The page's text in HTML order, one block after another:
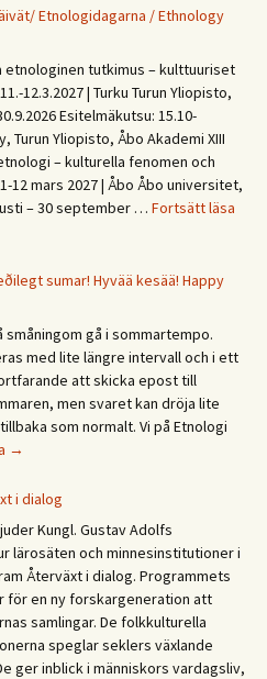
1-
Etnologidagarna / Ethnology
etnologinen tutkimus – kulttuuriset
12.3.2027 | Turku Turun Yliopisto,
Esitelmäkutsu: 15.10-
Turun Yliopisto, Åbo Akademi XIII
– kulturella fenomen och
12 mars 2027 | Åbo Åbo universitet,
– 30 september … Fortsätt läsa
/
sumar! Hyvää kesää! Happy
gå i sommartempo.
med lite längre intervall och i ett
att skicka epost till
men svaret kan dröja lite
som normalt. Vi på Etnologi
Glad
God
Gleðilegt
sumar!
Hyvää
kesää!
Happy
summer!
→
i dialog
Kungl. Gustav Adolfs
lärosäten och minnesinstitutioner i
Återväxt i dialog. Programmets
för en ny forskargeneration att
samlingar. De folkkulturella
speglar seklers växlande
ger inblick i människors vardagsliv,